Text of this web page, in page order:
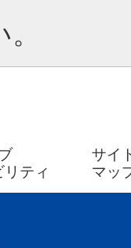
ティ
サイ
マッ